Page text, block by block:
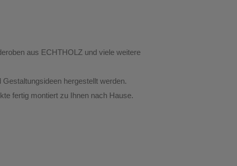
aus ECHTHOLZ und viele weitere
hergestellt werden.
fertig montiert zu Ihnen nach Hause.